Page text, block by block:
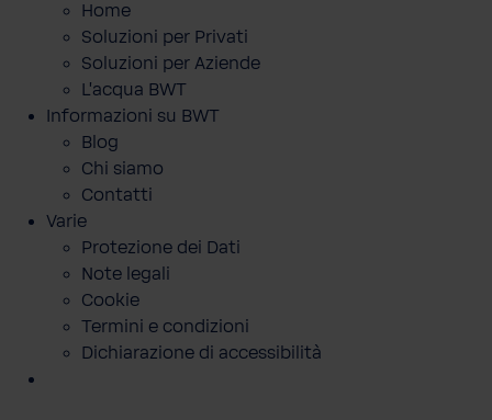
Home
Soluzioni per Privati
Soluzioni per Aziende
L'acqua BWT
Informazioni su BWT
Blog
Chi siamo
Contatti
Varie
Protezione dei Dati
Note legali
Cookie
Termini e condizioni
Dichiarazione di accessibilità